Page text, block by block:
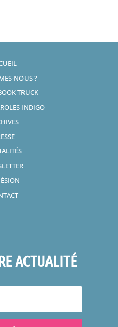
NOUS ?
TRUCK
INDIGO
ACTUALITÉ